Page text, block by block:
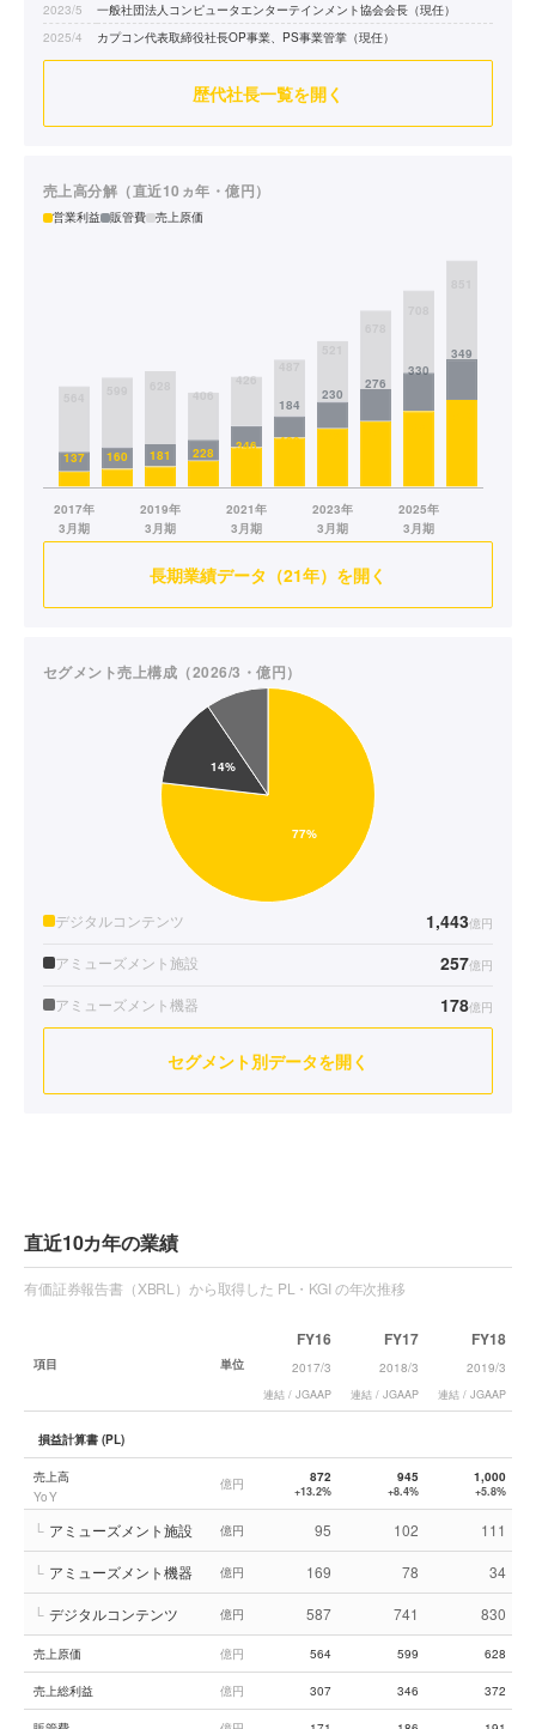
2023/5
一般社団法人コンピュータエンターテインメント協会会長（現任）
2025/4
カプコン代表取締役社長OP事業、PS事業管掌（現任）
歴代社長一覧を開く
売上高分解（直近10ヵ年・億円）
営業利益 販管費 売上原価
長期業績データ（21年）を開く
セグメント売上構成（2026/3・億円）
デジタルコンテンツ 1,443億円
アミューズメント施設 257億円
アミューズメント機器 178億円
セグメント別データを開く
直近10カ年の業績
有価証券報告書（XBRL）から取得した PL・KGI の年次推移
項目 単位
FY16
2017/3
連結 / JGAAP
FY17
2018/3
連結 / JGAAP
FY18
2019/3
連結 / JGAAP
損益計算書 (PL)
売上高
YoY
億円 872
+13.2%
945
+8.4%
1,000
+5.8%
└ アミューズメント施設 億円 95 102 111
└ アミューズメント機器 億円 169 78 34
└ デジタルコンテンツ 億円 587 741 830
売上原価 億円 564 599 628
売上総利益 億円 307 346 372